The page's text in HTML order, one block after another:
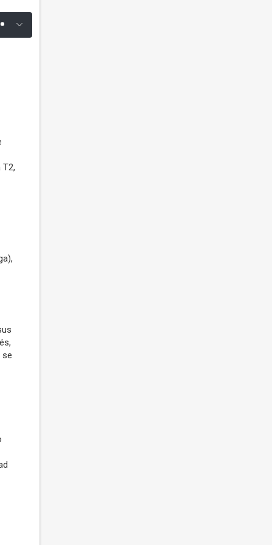
se